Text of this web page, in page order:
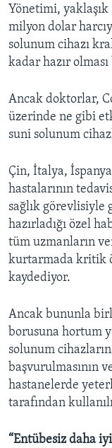
Yönetimi,
milyon dolar
solunum cihazı
kadar hazır
Ancak doktorlar,
üzerinde ne gibi
suni solunum
Çin, İtalya,
hastalarının
sağlık görevlisiyle
hazırladığı özel
tüm uzmanların
kurtarmada kritik
kaydediyor.
Ancak bununla
borusuna hortum
solunum
başvurulmasının
hastanelerde
tarafından
“Entübesiz daha